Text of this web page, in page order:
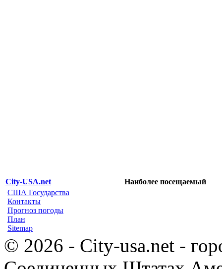
City-USA.net
Наиболее посещаемый
США Государства
Контакты
Прогноз погоды
План
Sitemap
© 2026 - City-usa.net -